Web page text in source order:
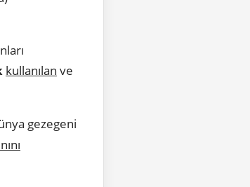
kullanılan ve
gezegeni